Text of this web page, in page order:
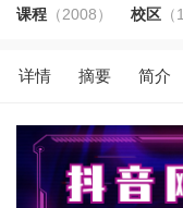
课程 （2008） 校区（
详情 摘要 简介